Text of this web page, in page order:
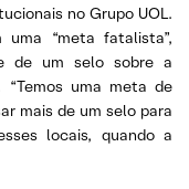
no Grupo UOL.
“meta fatalista”,
de um selo sobre a
“Temos uma meta de
mais de um selo para
locais, quando a